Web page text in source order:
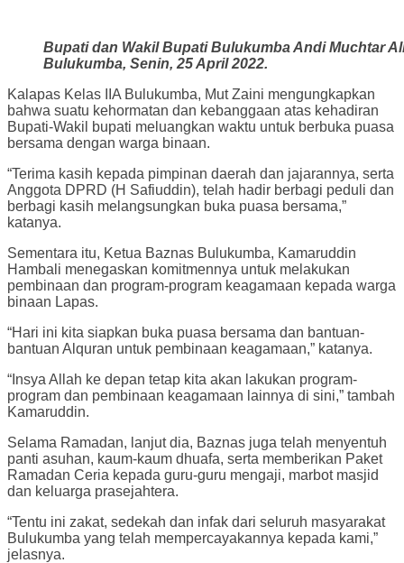
Bupati dan Wakil Bupati Bulukumba Andi Muchtar
Bulukumba, Senin, 25 April 2022.
Kalapas Kelas IIA Bulukumba, Mut Zaini mengungkapkan
bahwa suatu kehormatan dan kebanggaan atas kehadiran
Bupati-Wakil bupati meluangkan waktu untuk berbuka puasa
bersama dengan warga binaan.
“Terima kasih kepada pimpinan daerah dan jajarannya, serta
Anggota DPRD (H Safiuddin), telah hadir berbagi peduli dan
berbagi kasih melangsungkan buka puasa bersama,”
katanya.
Sementara itu, Ketua Baznas Bulukumba, Kamaruddin
Hambali menegaskan komitmennya untuk melakukan
pembinaan dan program-program keagamaan kepada warga
binaan Lapas.
“Hari ini kita siapkan buka puasa bersama dan bantuan-
bantuan Alquran untuk pembinaan keagamaan,” katanya.
“Insya Allah ke depan tetap kita akan lakukan program-
program dan pembinaan keagamaan lainnya di sini,” tambah
Kamaruddin.
Selama Ramadan, lanjut dia, Baznas juga telah menyentuh
panti asuhan, kaum-kaum dhuafa, serta memberikan Paket
Ramadan Ceria kepada guru-guru mengaji, marbot masjid
dan keluarga prasejahtera.
“Tentu ini zakat, sedekah dan infak dari seluruh masyarakat
Bulukumba yang telah mempercayakannya kepada kami,”
jelasnya.